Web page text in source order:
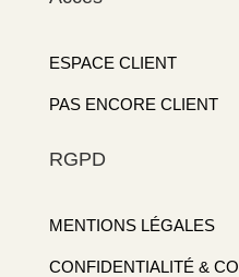
ESPACE CLIENT
PAS ENCORE CLIENT
RGPD
MENTIONS LÉGALES
CONFIDENTIALITÉ &